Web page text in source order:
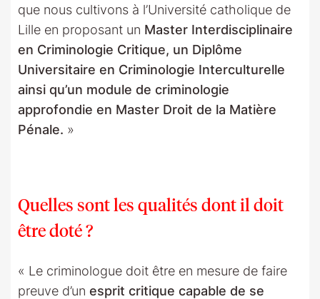
que nous cultivons à l’Université catholique de
Lille en proposant un Master Interdisciplinaire
en Criminologie Critique, un Diplôme
Universitaire en Criminologie Interculturelle
ainsi qu’un module de criminologie
approfondie en Master Droit de la Matière
Pénale. »
Quelles sont les qualités dont il doit
être doté ?
« Le criminologue doit être en mesure de faire
preuve d’un esprit critique capable de se